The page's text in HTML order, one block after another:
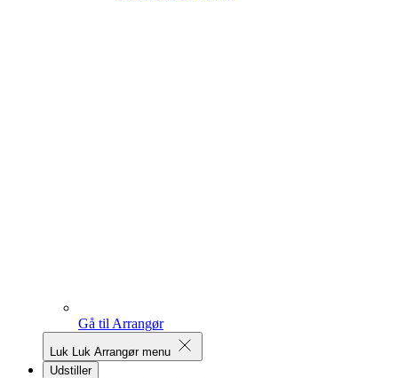
Gå til Arrangør
Luk Luk Arrangør menu
Udstiller